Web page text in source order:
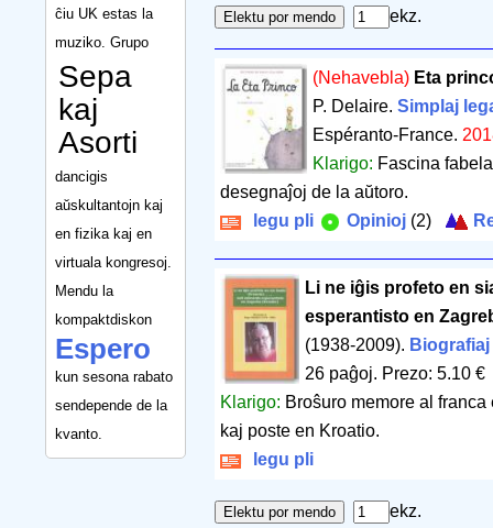
ĉiu UK estas la
muziko. Grupo
Sepa
kaj
Asorti
dancigis
aŭskultantojn kaj
en fizika kaj en
virtuala kongresoj.
Mendu la
kompaktdiskon
Espero
kun sesona rabato
sendepende de la
kvanto.
ekz.
(Nehavebla) Eta
P. Delaire.Simplaj
Espéranto-France.
Klarigo: Fascina
desegnaĵoj de la aŭtoro.
legu pli
Opinioj (2)
Li ne iĝis profeto en
esperantisto en
(1938-2009). Biografiaj
26 paĝoj. Prezo: 5.10 €
Klarigo: Broŝuro memore al
kaj poste en Kroatio.
legu pli
ekz.